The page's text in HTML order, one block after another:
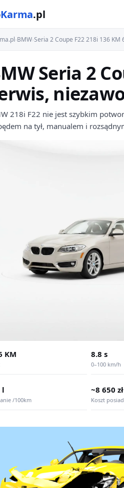
Karma.pl
›BMW›Seria 2 Coupe F22 218i 136 KM
Seria 2
218i F22 nie jest szybkim
na tył, manualem i
KM 8.8 s
0–100 km/h
l
/100km
~8 650 zł
Koszt